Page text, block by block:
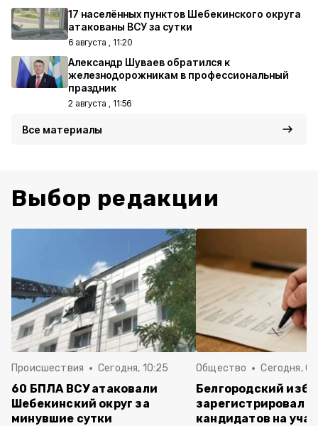
17 населённых пунктов Шебекинского округа
атакованы ВСУ за сутки
6 августа , 11:20
Александр Шуваев обратился к
железнодорожникам в профессиональный
праздник
2 августа , 11:56
Все материалы
Выбор редакции
Происшествия Сегодня, 10:25
60 БПЛА ВСУ атаковали
Шебекинский округ за
минувшие сутки
Общество Сегодня,
Белгородский
зарегистрировал
кандидатов на